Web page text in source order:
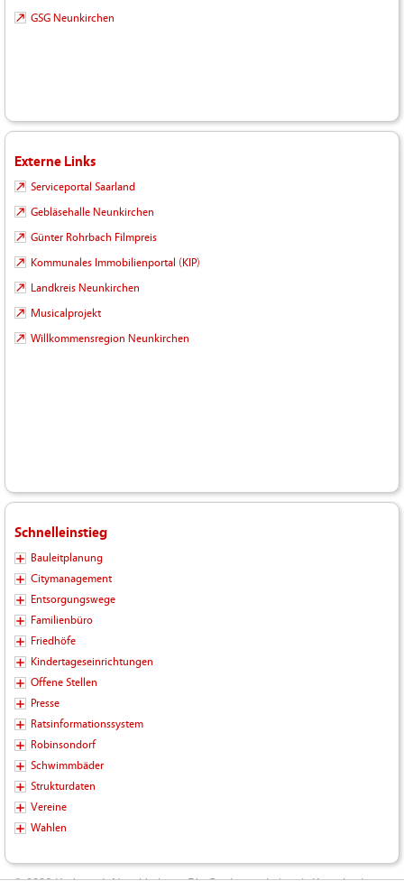
GSG Neunkirchen
Externe Links
Serviceportal Saarland
Gebläsehalle Neunkirchen
Günter Rohrbach Filmpreis
Kommunales Immobilienportal (KIP)
Landkreis Neunkirchen
Musicalprojekt
Willkommensregion Neunkirchen
Schnelleinstieg
Bauleitplanung
Citymanagement
Entsorgungswege
Familienbüro
Friedhöfe
Kindertageseinrichtungen
Offene Stellen
Presse
Ratsinformationssystem
Robinsondorf
Schwimmbäder
Strukturdaten
Vereine
Wahlen